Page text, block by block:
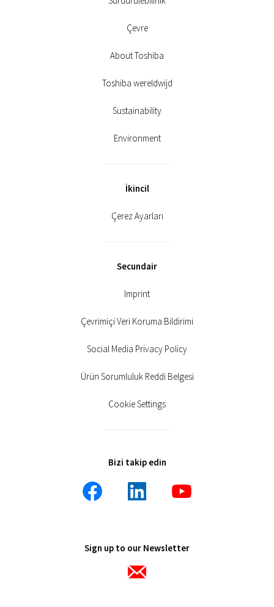
Çevre
About Toshiba
Toshiba wereldwijd
Sustainability
Environment
İkincil
Çerez Ayarları
Secundair
Imprint
Çevrimiçi Veri Koruma Bildirimi
Social Media Privacy Policy
Ürün Sorumluluk Reddi Belgesi
Cookie Settings
Bizi takip edin
Sign up to our Newsletter